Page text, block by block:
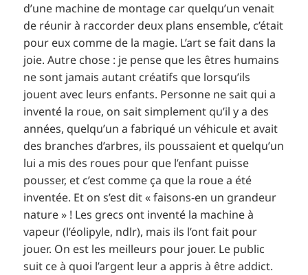
d’une machine de montage car quelqu’un venait
de réunir à raccorder deux plans ensemble, c’était
pour eux comme de la magie. L’art se fait dans la
joie. Autre chose : je pense que les êtres humains
ne sont jamais autant créatifs que lorsqu’ils
jouent avec leurs enfants. Personne ne sait qui a
inventé la roue, on sait simplement qu’il y a des
années, quelqu’un a fabriqué un véhicule et avait
des branches d’arbres, ils poussaient et quelqu’un
lui a mis des roues pour que l’enfant puisse
pousser, et c’est comme ça que la roue a été
inventée. Et on s’est dit « faisons-en un grandeur
nature » ! Les grecs ont inventé la machine à
vapeur (l’éolipyle, ndlr), mais ils l’ont fait pour
jouer. On est les meilleurs pour jouer. Le public
suit ce à quoi l’argent leur a appris à être addict.